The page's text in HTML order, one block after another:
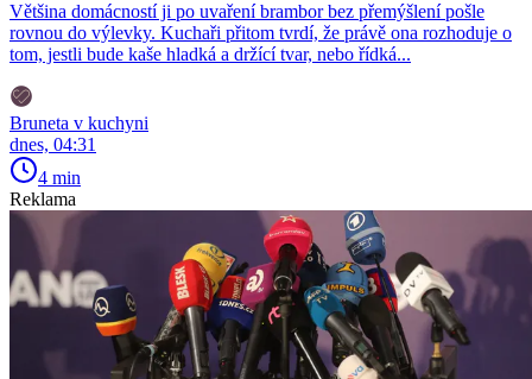
Většina domácností ji po uvaření brambor bez přemýšlení pošle
rovnou do výlevky. Kuchaři přitom tvrdí, že právě ona rozhoduje o
tom, jestli bude kaše hladká a držící tvar, nebo řídká...
Bruneta v kuchyni
dnes, 04:31
4 min
Reklama